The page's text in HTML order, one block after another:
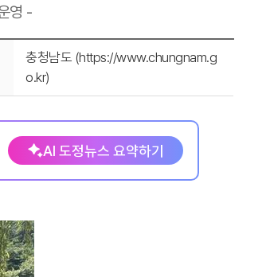
영 -
충청남도 (https://www.chungnam.g
o.kr)
AI 도정뉴스 요약하기